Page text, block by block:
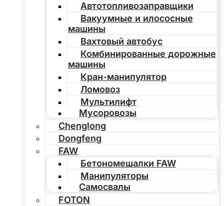
Автотопливозаправщики
Вакуумные и илососные
машины
Вахтовый автобус
Комбинированные дорожные
машины
Кран-манипулятор
Ломовоз
Мультилифт
Мусоровозы
Chenglong
Dongfeng
FAW
Бетономешалки FAW
Манипуляторы
Самосвалы
FOTON